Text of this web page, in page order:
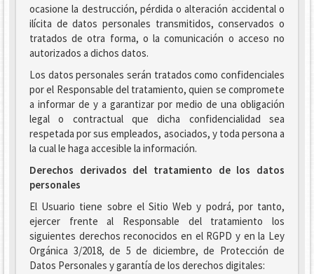
ocasione la destrucción, pérdida o alteración accidental o
ilícita de datos personales transmitidos, conservados o
tratados de otra forma, o la comunicación o acceso no
autorizados a dichos datos.
Los datos personales serán tratados como confidenciales
por el Responsable del tratamiento, quien se compromete
a informar de y a garantizar por medio de una obligación
legal o contractual que dicha confidencialidad sea
respetada por sus empleados, asociados, y toda persona a
la cual le haga accesible la información.
Derechos derivados del tratamiento de los datos
personales
El Usuario tiene sobre el Sitio Web y podrá, por tanto,
ejercer frente al Responsable del tratamiento los
siguientes derechos reconocidos en el RGPD y en la Ley
Orgánica 3/2018, de 5 de diciembre, de Protección de
Datos Personales y garantía de los derechos digitales: